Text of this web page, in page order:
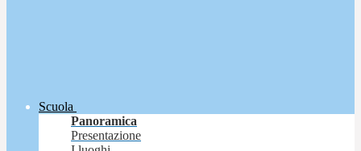
Scuola
Panoramica
Presentazione